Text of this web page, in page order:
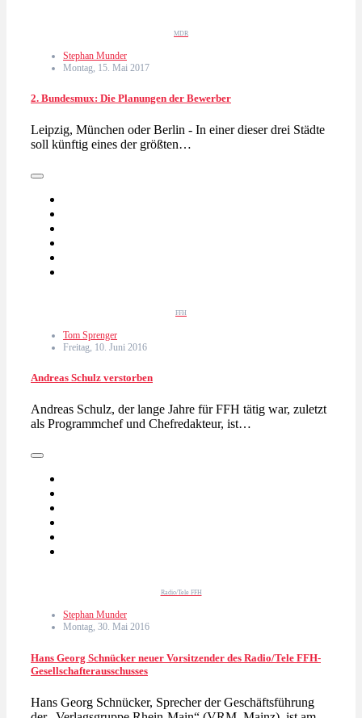
MDR
Stephan Munder
Montag, 15. Mai 2017
2. Bundesmux: Die Planungen der Bewerber
Leipzig, München oder Berlin - In einer dieser drei Städte
soll künftig eines der größten…
FFH
Tom Sprenger
Freitag, 10. Juni 2016
Andreas Schulz verstorben
Andreas Schulz, der lange Jahre für FFH tätig war, zuletzt
als Programmchef und Chefredakteur, ist…
Radio/Tele FFH
Stephan Munder
Montag, 30. Mai 2016
Hans Georg Schnücker neuer Vorsitzender des Radio/Tele FFH-
Gesellschafterausschusses
Hans Georg Schnücker, Sprecher der Geschäftsführung